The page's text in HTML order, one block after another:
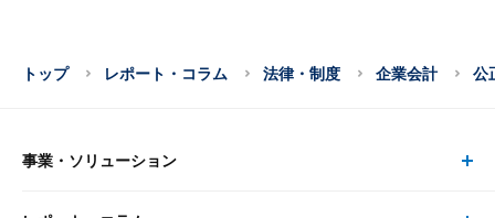
トップ レポート・コラム 法律・制度 企業会計 公
事業・ソリューション